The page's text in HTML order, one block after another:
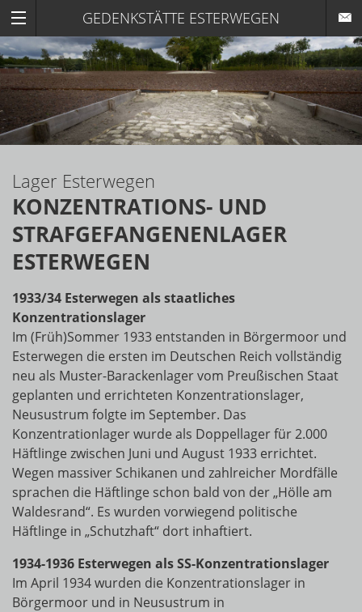
GEDENKSTÄTTE ESTERWEGEN
Lager Esterwegen
KONZENTRATIONS- UND
STRAFGEFANGENENLAGER
ESTERWEGEN
1933/34 Esterwegen als staatliches
Konzentrationslager
Im (Früh)Sommer 1933 entstanden in Börgermoor und
Esterwegen die ersten im Deutschen Reich vollständig
neu als Muster-Barackenlager vom Preußischen Staat
geplanten und errichteten Konzentrationslager,
Neusustrum folgte im September. Das
Konzentrationlager wurde als Doppellager für 2.000
Häftlinge zwischen Juni und August 1933 errichtet.
Wegen massiver Schikanen und zahlreicher Mordfälle
sprachen die Häftlinge schon bald von der „Hölle am
Waldesrand“. Es wurden vorwiegend politische
Häftlinge in „Schutzhaft“ dort inhaftiert.
1934-1936 Esterwegen als SS-Konzentrationslager
Im April 1934 wurden die Konzentrationslager in
Börgermoor und in Neusustrum in